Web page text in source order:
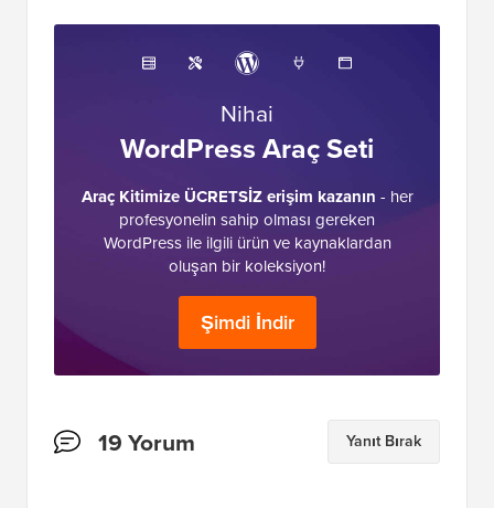
Nihai
WordPress Araç Seti
Araç Kitimize ÜCRETSİZ erişim kazanın - her
profesyonelin sahip olması gereken
WordPress ile ilgili ürün ve kaynaklardan
oluşan bir koleksiyon!
Şimdi İndir
Okuyucu19 Yorum Yanıt Bırak